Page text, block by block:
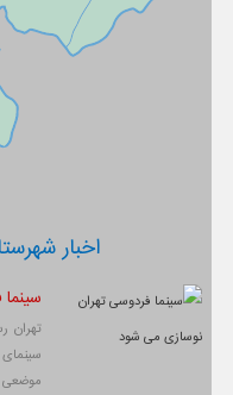
اخبار